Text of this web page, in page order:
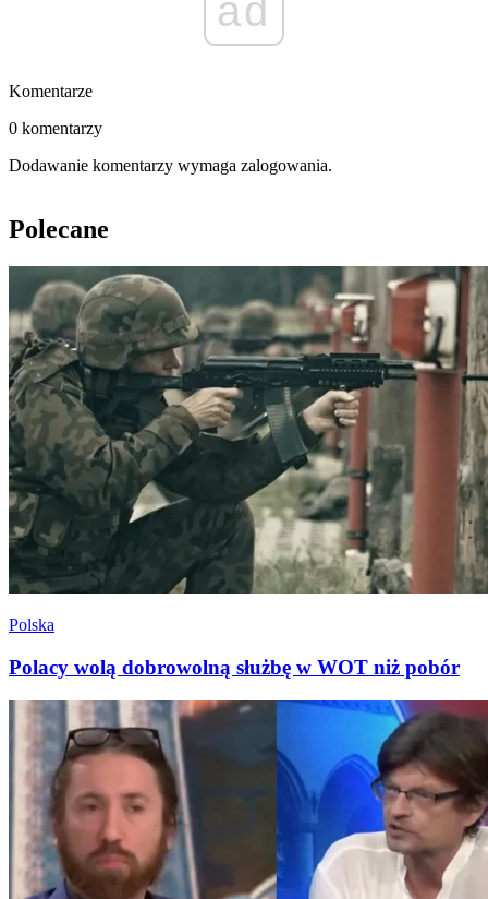
ad
Komentarze
0 komentarzy
Dodawanie komentarzy wymaga zalogowania.
Polecane
Polska
Polacy wolą dobrowolną służbę w WOT niż pobór